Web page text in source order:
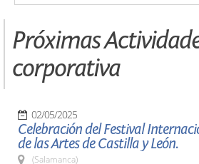
Próximas
corporativa
02/05/2025
Celebración del Festival
de las Artes de Castilla y León.
(Salamanca)